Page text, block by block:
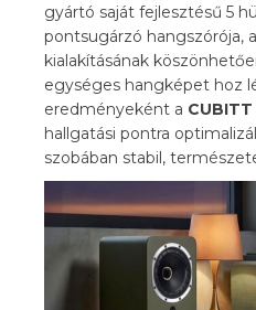
gyártó saját fejlesztésű 5
pontsugárzó hangszórója,
kialakításának
egységes hangképet hoz
eredményeként a CUBITT
hallgatási pontra
szobában stabil,